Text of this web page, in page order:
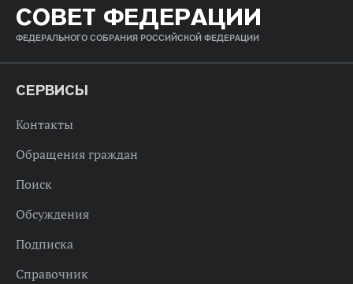
СОВЕТ ФЕДЕРАЦИИ
ФЕДЕРАЛЬНОГО СОБРАНИЯ РОССИЙСКОЙ ФЕДЕРАЦИИ
СЕРВИСЫ
Контакты
Обращения граждан
Поиск
Обсуждения
Подписка
Справочник